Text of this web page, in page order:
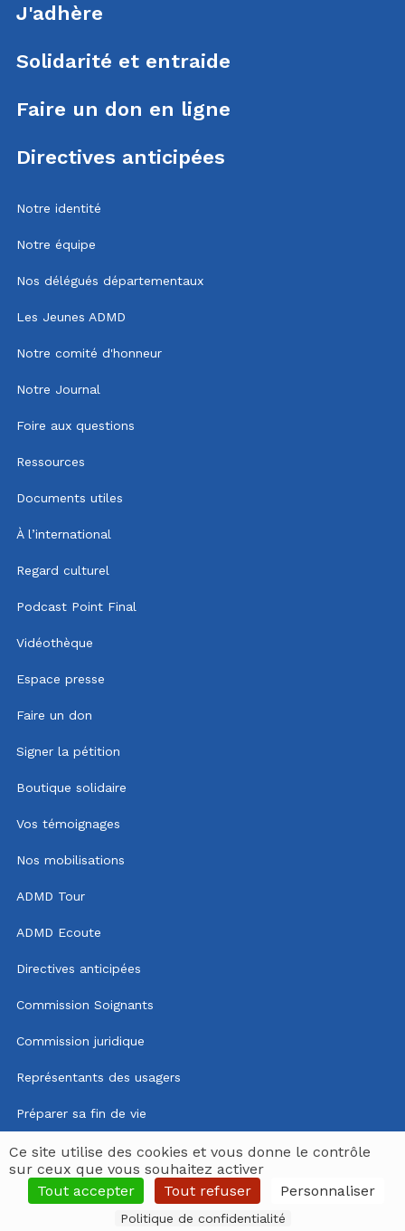
J'adhère
Solidarité et entraide
Faire un don en ligne
Directives anticipées
Notre identité
Notre équipe
Nos délégués départementaux
Les Jeunes ADMD
Notre comité d'honneur
Notre Journal
Foire aux questions
Ressources
Documents utiles
À l’international
Regard culturel
Podcast Point Final
Vidéothèque
Espace presse
Faire un don
Signer la pétition
Boutique solidaire
Vos témoignages
Nos mobilisations
ADMD Tour
ADMD Ecoute
Directives anticipées
Commission Soignants
Commission juridique
Représentants des usagers
Préparer sa fin de vie
Mentions légales
Politique de confidentialité
Ce site utilise des cookies et vous donne le contrôle
sur ceux que vous souhaitez activer
Tout accepter
Tout refuser Personnaliser
Politique de confidentialité